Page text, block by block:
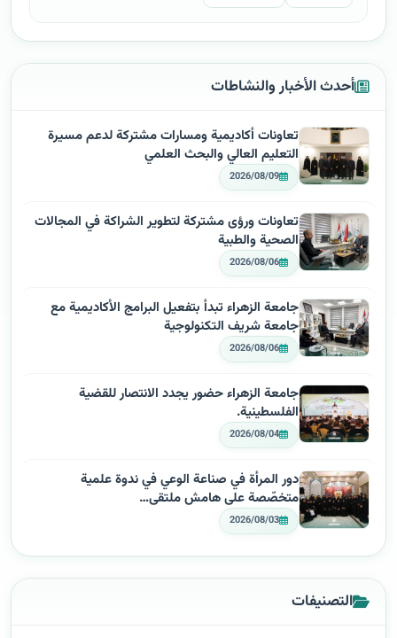
أحدث الأخبار والنشاطات
تعاونات أكاديمية ومسارات مشتركة لدعم مسيرة
التعليم العالي والبحث العلمي
2026/08/09
تعاونات ورؤى مشتركة لتطوير الشراكة في المجالات
الصحية والطبية
2026/08/06
جامعة الزهراء تبدأ بتفعيل البرامج الأكاديمية مع
جامعة شريف التكنولوجية
2026/08/06
جامعة الزهراء حضور يجدد الانتصار للقضية
الفلسطينية.
2026/08/04
دور المرأة في صناعة الوعي في ندوة علمية
متخصّصة على هامش ملتقى…
2026/08/03
التصنيفات